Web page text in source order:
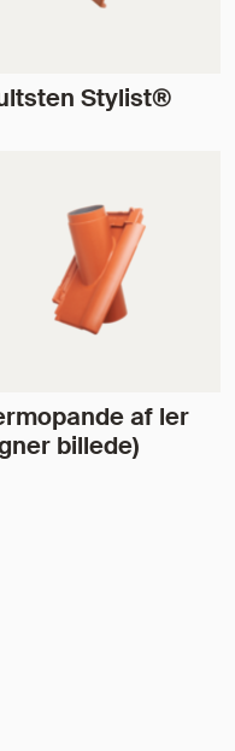
Stylist®
af ler
billede)